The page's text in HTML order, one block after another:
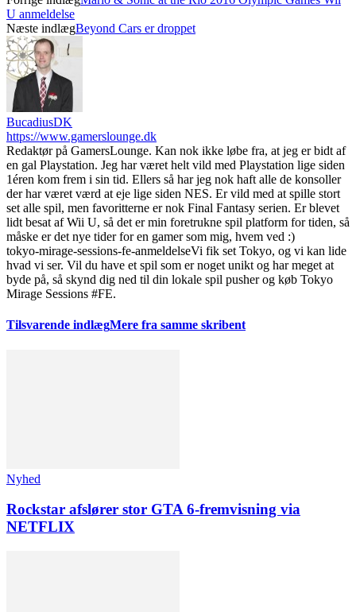
U anmeldelse
Næste indlægBeyond Cars er droppet
BucadiusDK
https://www.gamerslounge.dk
Redaktør på GamersLounge. Kan nok ikke løbe fra, at jeg er bidt af
en gal Playstation. Jeg har været helt vild med Playstation lige siden
1éren kom frem i sin tid. Ellers så har jeg nok haft alle de konsoller
der har været værd at eje lige siden NES. Er vild med at spille stort
set alle spil, men favoritterne er nok Final Fantasy serien. Er blevet
lidt besat af Wii U, så det er min foretrukne spil platform for tiden, så
måske er det nye tider for en gamer som mig, hvem ved :)
tokyo-mirage-sessions-fe-anmeldelseVi fik set Tokyo, og vi kan lide
hvad vi ser. Vil du have et spil som er noget unikt og har meget at
byde på, så skynd dig ned til din lokale spil pusher og køb Tokyo
Mirage Sessions #FE.
Tilsvarende indlægMere fra samme skribent
Nyhed
Rockstar afslører stor GTA 6-fremvisning via
NETFLIX